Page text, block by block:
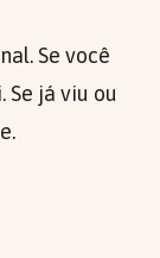
Se você
já viu ou